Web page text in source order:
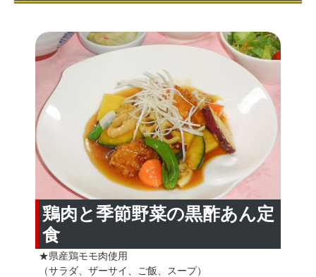
鶏肉と季節野菜の黒酢あん定
食
★県産鶏モモ肉使用
（サラダ、ザーサイ、ご飯、スープ）